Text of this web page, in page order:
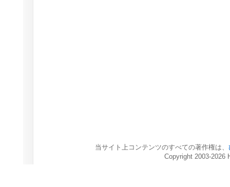
当サイト上コンテンツのすべての著作権は、
Copyright 2003-2026